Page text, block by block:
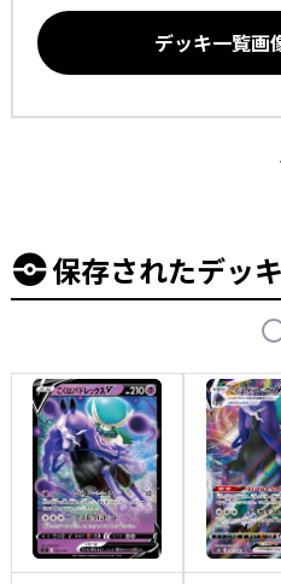
デッキ一覧画
保存されたデッキ